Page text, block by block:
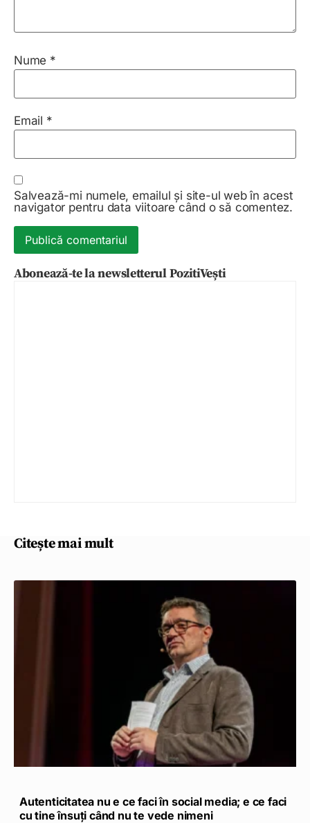
Nume *
Email *
Salvează-mi numele, emailul și site-ul web în acest
navigator pentru data viitoare când o să comentez.
Abonează-te la newsletterul PozitiVești
Citește mai mult
Autenticitatea nu e ce faci în social media; e ce faci
cu tine însuți când nu te vede nimeni